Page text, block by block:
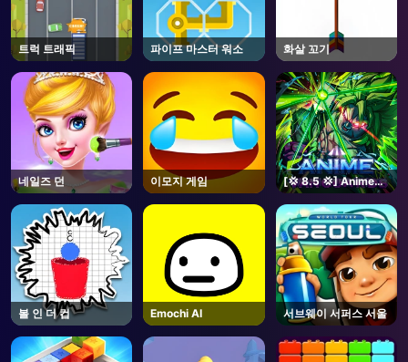
트럭 트래픽 파이프 마스터 워소 화살 꼬기
네일즈 던 이모지 게임
[💢 8.5 💢] Anime
Vanguards - Roblox
볼 인 더 컵 Emochi AI 서브웨이 서퍼스 서울